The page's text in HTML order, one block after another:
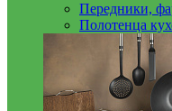
Передники,
Полотенца